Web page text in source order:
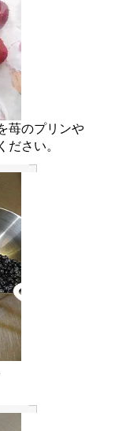
苺のプリンや
ださい。